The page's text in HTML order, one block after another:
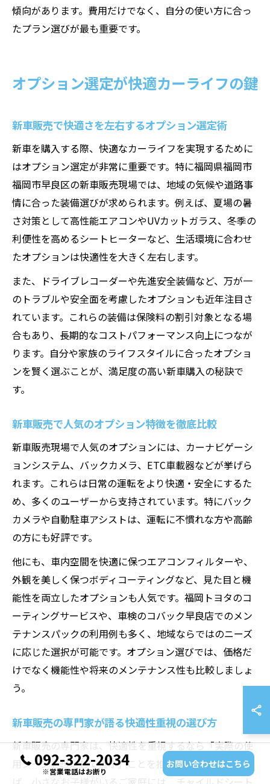
傾向があります。費用だけでなく、自分の使い方に合っ
たプラン選びが最も重要です。
オプション選定が快適カーライフの鍵
新車販売で快適さを左右するオプション選定術
新車を購入する際、快適なカーライフを実現するために
はオプション選定が非常に重要です。特に福岡県福岡市
福岡市早良区の新車販売現場では、地域の気候や道路事
情に合った装備選びが求められます。例えば、夏場の暑
さ対策として高性能エアコンやUVカットガラス、冬季の
利便性を高めるシートヒーターなど、生活環境に合わせ
たオプションは快適性を大きく左右します。
また、ドライブレコーダーや先進安全装備など、万が一
のトラブルや安全面を考慮したオプションも近年注目さ
れています。これらの装備は保険料の割引対象となる場
合もあり、長期的なコストパフォーマンス向上につなが
ります。自分や家族のライフスタイルに合ったオプショ
ンを賢く選ぶことが、満足度の高い新車購入の秘訣で
す。
新車販売で人気のオプション特徴を徹底比較
新車販売現場で人気のオプションには、カーナビゲーシ
ョンシステム、バックカメラ、ETC車載器などが挙げら
れます。これらは日常の運転をより快適・安全にするた
め、多くのユーザーから支持されています。特にバック
カメラや自動駐車アシストは、運転に不慣れな方や高齢
の方にも好評です。
他にも、車内空間を快適に保つエアコンフィルターや、
外観を美しく保つボディコーティングなど、見た目と機
能性を両立したオプションも人気です。福岡トヨタのコ
ーティングサービスや、車検のコバック早良店でのメン
テナンスパックの利用例も多く、地域ならではのニーズ
に応じた選択が可能です。オプション選びでは、価格だ
けでなく機能性や将来のメンテナンス性も比較しましょ
う。
新車販売の専門家が語る快適性重視の選び方
新車販売の専門家は、快適性を重視するなら「実際の使
用シーンを想定して選ぶ」ことを推奨しています。例え
092-322-2034
※営業電話はお断り
お問い合わせはこちら